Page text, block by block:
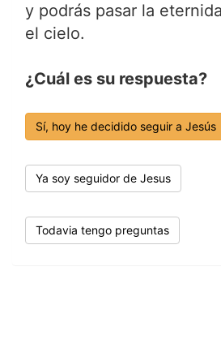
y podrás pasar la
el cielo.
¿Cuál es su respuesta?
Sí, hoy he decidido seguir a Jesús
Ya soy seguidor de Jesus
Todavia tengo preguntas